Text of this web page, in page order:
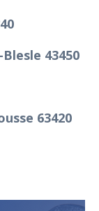
43450
63420